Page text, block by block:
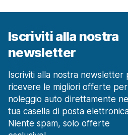
a partire da 45,51 € al giorno
Milano Stazione Ferroviaria
a partire da 21,31 € al giorno
Milano Stazione Ferroviaria
a partire da 27,32 € al giorno
Modena
106 offerte in 3 sedi
Modena Stazione Ferroviaria
Iscriviti alla nostra
newsletter
Iscriviti alla nostra newsletter
ricevere le migliori offerte per
noleggio auto direttamente
tua casella di posta
Niente spam, solo offerte